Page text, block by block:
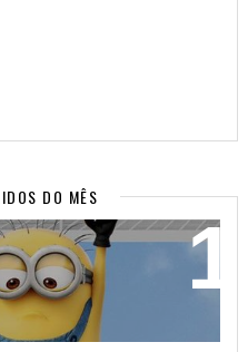
DO MÊS
PARA SEU CELULAR!